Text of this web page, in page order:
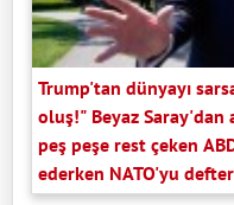
Trump'tan dünyayı
oluş!" Beyaz Saray'dan
peş peşe rest çeken
ederken NATO'yu